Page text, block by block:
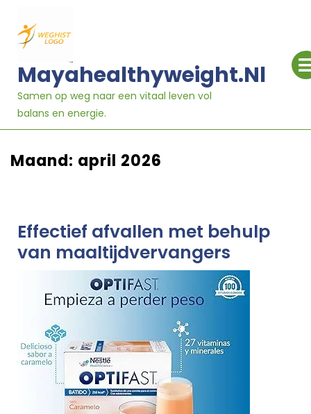
naar
inhoud
Mayahealthyweight.nl
Samen op weg naar een vitaal leven vol
balans en energie.
Maand: april 2026
Effectief afvallen met behulp
van maaltijdvervangers